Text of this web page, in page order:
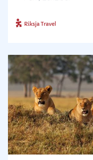
einde van je avontuur.